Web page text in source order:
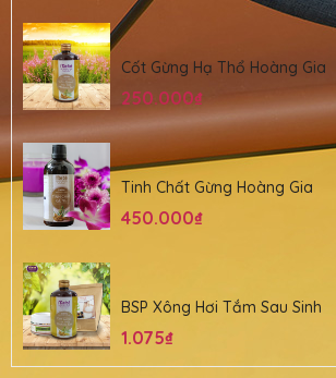
Cốt Gừng Hạ Thổ Hoàng Gia
250.000₫
Tinh Chất Gừng Hoàng Gia
450.000₫
BSP Xông Hơi Tắm Sau Sinh
1.075₫